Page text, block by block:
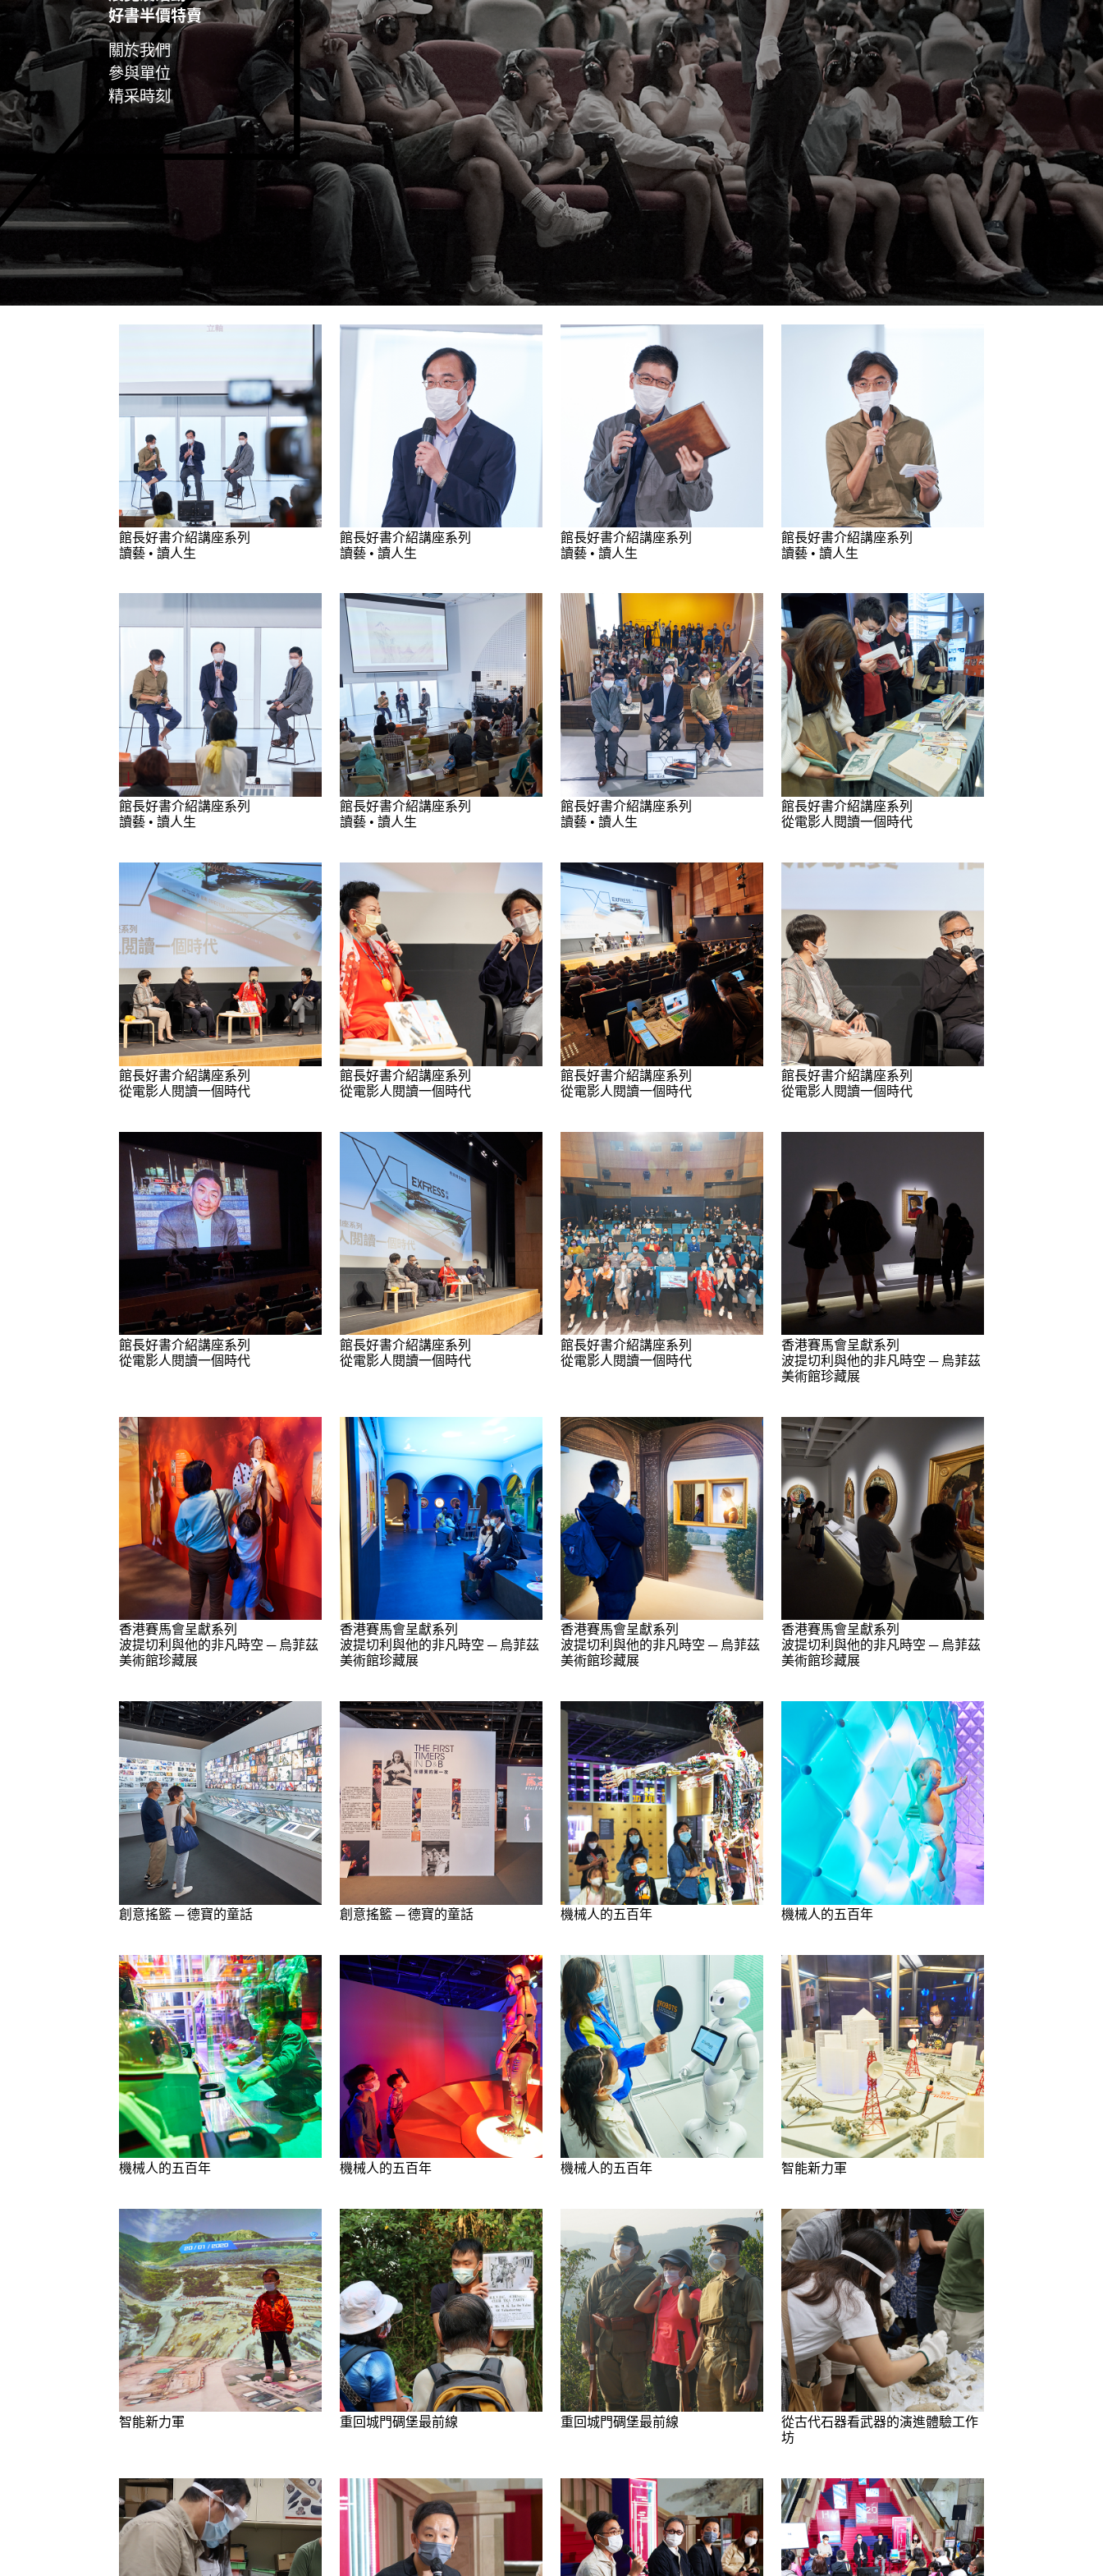
好書半價特賣
關於我們
參與單位
精采時刻
館長好書介紹講座系列
讀藝 • 讀人生
館長好書介紹講座系列
讀藝 • 讀人生
館長好書介紹講座系列
讀藝 • 讀人生
館長好書介紹講座系列
讀藝 • 讀人生
館長好書介紹講座系列
讀藝 • 讀人生
館長好書介紹講座系列
讀藝 • 讀人生
館長好書介紹講座系列
讀藝 • 讀人生
館長好書介紹講座系列
從電影人閱讀一個時代
館長好書介紹講座系列
從電影人閱讀一個時代
館長好書介紹講座系列
從電影人閱讀一個時代
館長好書介紹講座系列
從電影人閱讀一個時代
館長好書介紹講座系列
從電影人閱讀一個時代
館長好書介紹講座系列
從電影人閱讀一個時代
館長好書介紹講座系列
從電影人閱讀一個時代
館長好書介紹講座系列
從電影人閱讀一個時代
香港賽馬會呈獻系列
波提切利與他的非凡時空 ─ 烏菲茲
美術館珍藏展
香港賽馬會呈獻系列
波提切利與他的非凡時空 ─ 烏菲茲
美術館珍藏展
香港賽馬會呈獻系列
波提切利與他的非凡時空 ─ 烏菲茲
美術館珍藏展
香港賽馬會呈獻系列
波提切利與他的非凡時空 ─ 烏菲茲
美術館珍藏展
香港賽馬會呈獻系列
波提切利與他的非凡時空 ─ 烏菲茲
美術館珍藏展
創意搖籃 ─ 德寶的童話 創意搖籃 ─ 德寶的童話 機械人的五百年 機械人的五百年
機械人的五百年 機械人的五百年 機械人的五百年 智能新力軍
智能新力軍 重回城門碉堡最前線 重回城門碉堡最前線
從古代石器看武器的演進體驗工作
坊